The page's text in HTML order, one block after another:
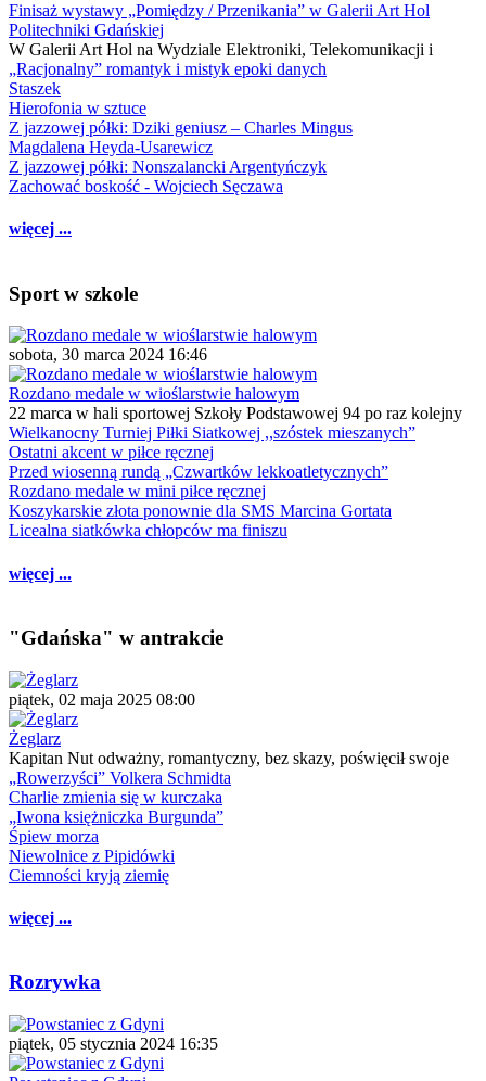
Finisaż wystawy „Pomiędzy / Przenikania” w Galerii Art Hol
Politechniki Gdańskiej
W Galerii Art Hol na Wydziale Elektroniki, Telekomunikacji i
„Racjonalny” romantyk i mistyk epoki danych
Staszek
Hierofonia w sztuce
Z jazzowej półki: Dziki geniusz – Charles Mingus
Magdalena Heyda-Usarewicz
Z jazzowej półki: Nonszalancki Argentyńczyk
Zachować boskość - Wojciech Sęczawa
więcej ...
Sport w szkole
sobota, 30 marca 2024 16:46
Rozdano medale w wioślarstwie halowym
22 marca w hali sportowej Szkoły Podstawowej 94 po raz kolejny
Wielkanocny Turniej Piłki Siatkowej ,,szóstek mieszanych”
Ostatni akcent w piłce ręcznej
Przed wiosenną rundą „Czwartków lekkoatletycznych”
Rozdano medale w mini piłce ręcznej
Koszykarskie złota ponownie dla SMS Marcina Gortata
Licealna siatkówka chłopców ma finiszu
więcej ...
"Gdańska" w antrakcie
piątek, 02 maja 2025 08:00
Żeglarz
Kapitan Nut odważny, romantyczny, bez skazy, poświęcił swoje
„Rowerzyści” Volkera Schmidta
Charlie zmienia się w kurczaka
„Iwona księżniczka Burgunda”
Śpiew morza
Niewolnice z Pipidówki
Ciemności kryją ziemię
więcej ...
Rozrywka
piątek, 05 stycznia 2024 16:35